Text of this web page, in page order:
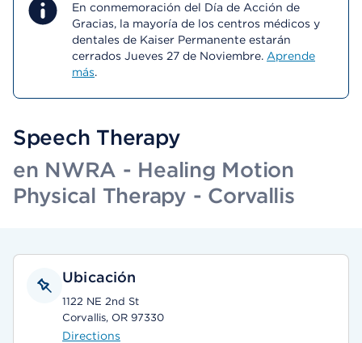
En conmemoración del Día de Acción de
Gracias, la mayoría de los centros médicos y
dentales de Kaiser Permanente estarán
cerrados Jueves 27 de Noviembre. Aprende
más.
Speech Therapy
en NWRA - Healing Motion
Physical Therapy - Corvallis
Ubicación
1122 NE 2nd St
Corvallis, OR 97330
Directions